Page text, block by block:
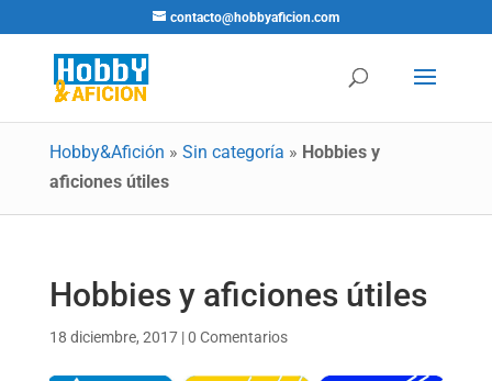
contacto@hobbyaficion.com
Hobby&Afición » Sin categoría » Hobbies y
aficiones útiles
Hobbies y aficiones útiles
18 diciembre, 2017|0 Comentarios